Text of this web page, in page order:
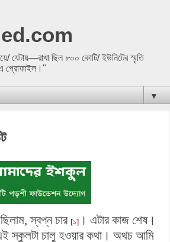
যেটায়—রাখা ছিল ৮০০ কোটি/ ইউনিটের স্মৃতি
প্রোফাইল।"
▼
স্বপ্ন চার [১] । এটার কাজ শেষ।
স্কুলটা চালু হওয়ার কথা। অথচ আমি